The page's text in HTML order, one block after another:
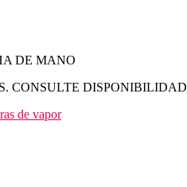
DE MANO
CONSULTE DISPONIBILIDAD
de vapor